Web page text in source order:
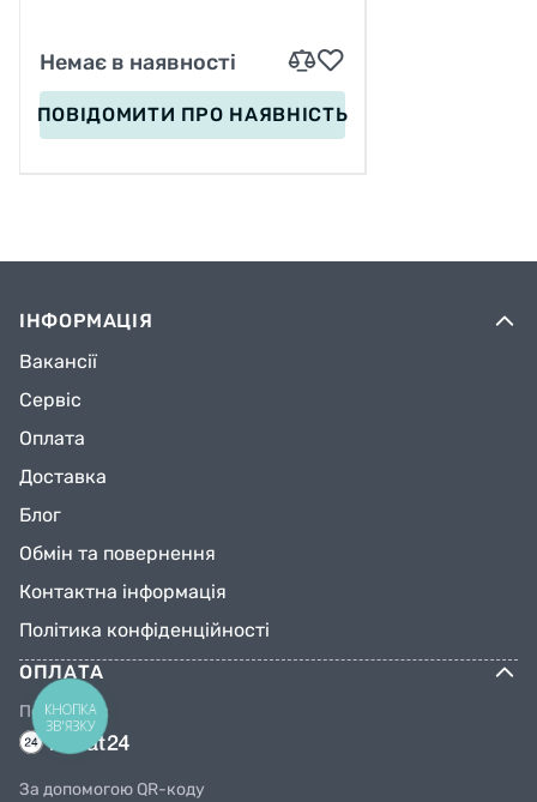
Немає в наявності
ПОВІДОМИТИ ПРО НАЯВНІСТЬ
ІНФОРМАЦІЯ
Вакансії
Сервіс
Оплата
Доставка
Блог
Обмін та повернення
Контактна інформація
Політика конфіденційності
ОПЛАТА
Переказом
За допомогою QR-коду
КНОПКА
ЗВ'ЯЗКУ